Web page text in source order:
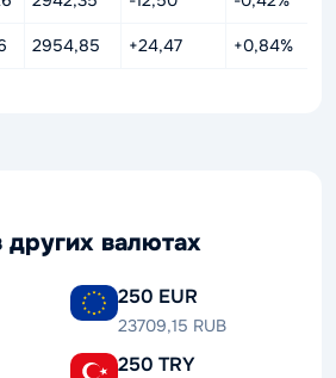
2954,85 +24,47 +0,84%
валютах
250 EUR
23709,15 RUB
250 TRY